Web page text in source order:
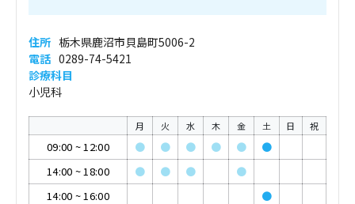
住所 栃木県鹿沼市貝島町5006-2
電話 0289-74-5421
診療科目
小児科
月 火 水 木 金 土 日 祝
09:00 ~12:00 ● ● ● ● ●
●
14:00 ~18:00 ● ● ●
●
14:00 ~16:00 ●